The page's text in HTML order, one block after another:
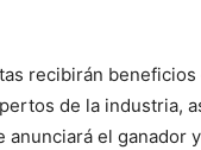
recibirán
de la industria,
anunciará el ganador